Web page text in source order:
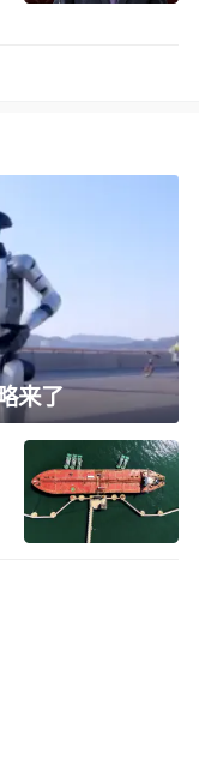
来了